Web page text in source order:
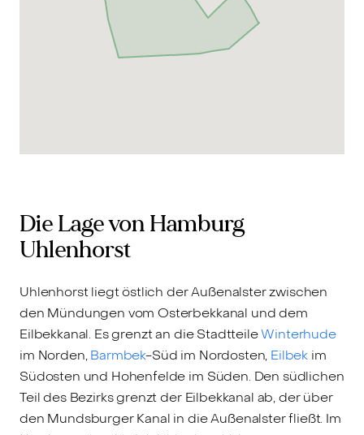
Die Lage von Hamburg
Uhlenhorst
Uhlenhorst liegt östlich der Außenalster zwischen
den Mündungen vom Osterbekkanal und dem
Eilbekkanal. Es grenzt an die StadtteileWinterhude
im Norden,Barmbek-Süd im Nordosten, Eilbek im
Südosten und Hohenfelde im Süden. Den südlichen
Teil des Bezirks grenzt der Eilbekkanal ab, der über
den Mundsburger Kanal in die Außenalster fließt. Im